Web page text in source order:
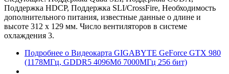
Поддержка HDCP, Поддержка SLI/CrossFire, Необходимость
дополнительного питания, известные данные о длине и
высоте 312 х 129 мм. Число вентиляторов в системе
охлаждения 3.
Подробнее о Видеокарта GIGABYTE GeForce GTX 980
(1178МГц, GDDR5 4096Мб 7000МГц 256 бит)